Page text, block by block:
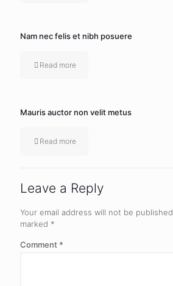
Nam nec felis et nibh posuere
Read more
Mauris auctor non velit metus
Read more
Leave a Reply
Your email address will not be published.
marked *
Comment *